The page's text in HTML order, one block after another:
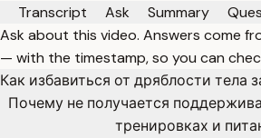
Transcript
Ask Summary
Ask about this video. Answers come
— with the timestamp, so you can
Как избавиться от дряблости тела
Почему не получается
тренировках и